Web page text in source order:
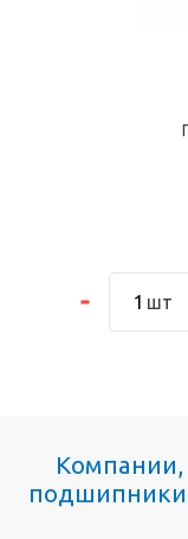
шт
Компании,